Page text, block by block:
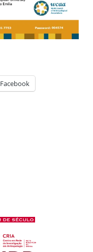
Facebook